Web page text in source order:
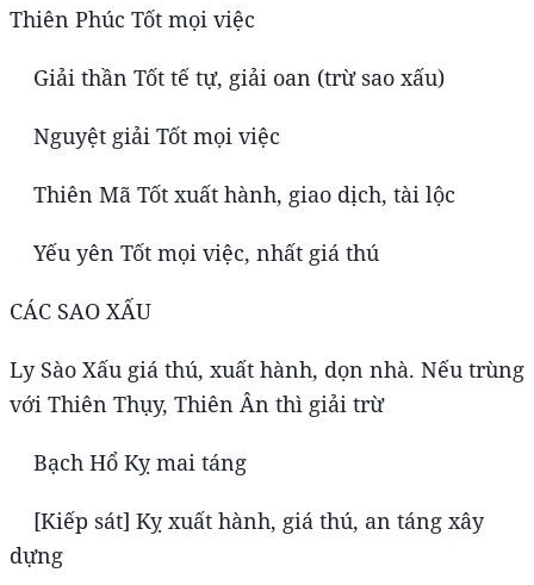
Thiên Phúc Tốt mọi việc
Giải thần Tốt tế tự, giải oan (trừ sao xấu)
Nguyệt giải Tốt mọi việc
Thiên Mã Tốt xuất hành, giao dịch, tài lộc
Yếu yên Tốt mọi việc, nhất giá thú
CÁC SAO XẤU
Ly Sào Xấu giá thú, xuất hành, dọn nhà. Nếu trùng
với Thiên Thụy, Thiên Ân thì giải trừ
Bạch Hổ Kỵ mai táng
[Kiếp sát] Kỵ xuất hành, giá thú, an táng xây
dựng